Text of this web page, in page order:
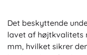
Det beskyttende
lavet af højtkvalitets
mm, hvilket sikrer